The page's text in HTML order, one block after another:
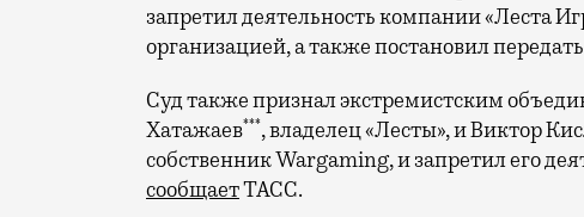
запретил деятельность компании «Леста
организацией, а также постановил
Суд также признал экстремистским
Хатажаев***, владелец «Лесты», и Виктор
собственник Wargaming, и запретил его
сообщаетТАСС.